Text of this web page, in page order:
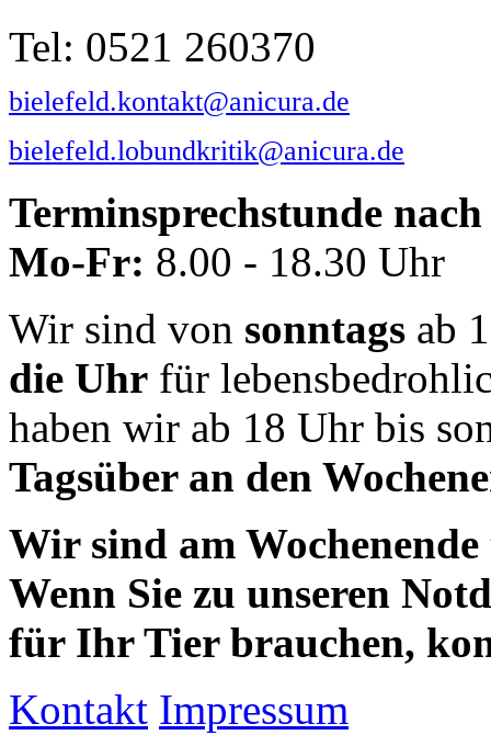
Tel: 0521 260370
bielefeld.kontakt@anicura.de
bielefeld.lobundkritik@anicura.de
Terminsprechstunde
Mo-Fr: 8.00 - 18.30 Uhr
Wir sind von sonntags ab
die Uhr für
haben wir ab 18 Uhr bis
Tagsüber an den
Wir sind am
Wenn Sie zu unseren
für Ihr Tier brauchen,
Kontakt Impressum